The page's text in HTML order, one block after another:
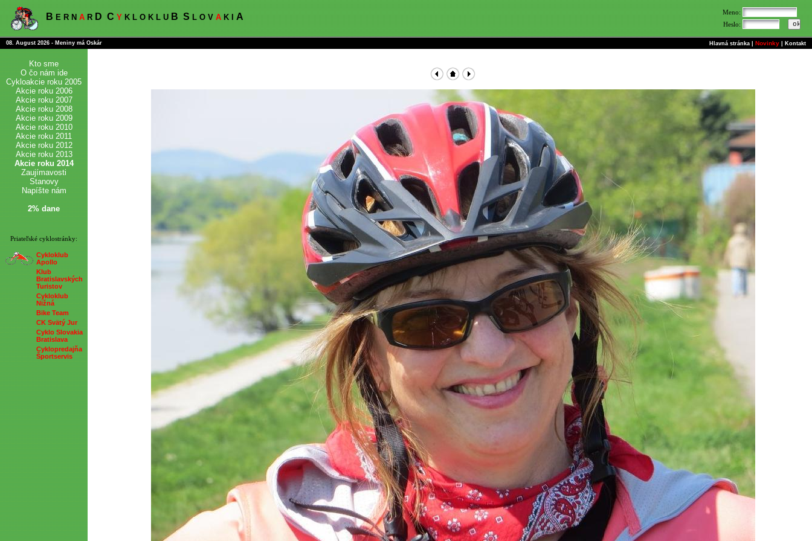
B E R N A R D C Y K L O K L U B S L O V A K I A
Meno:
Heslo:
08. August 2026 - Meniny má Oskár Hlavná stránka Novinky Kontakt
Kto sme
O čo nám ide
Cykloakcie roku 2005
Akcie roku 2006
Akcie roku 2007
Akcie roku 2008
Akcie roku 2009
Akcie roku 2010
Akcie roku 2011
Akcie roku 2012
Akcie roku 2013
Akcie roku 2014
Zaujímavosti
Stanovy
Napíšte nám
2% dane
Priateľské cyklostránky:
Cykloklub
Apollo
Klub
Bratislavských
Turistov
Cykloklub
Nižná
Bike Team
CK Svätý Jur
Cyklo Slovakia
Bratislava
Cyklopredajňa
Športservis